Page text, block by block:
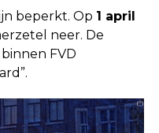
beperkt. Op 1 april
neer. De
FVD